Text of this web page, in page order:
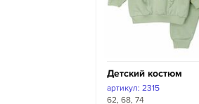
Детский костюм
артикул: 2315
62, 68, 74